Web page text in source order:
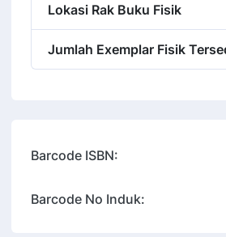
Lokasi Rak Buku Fisik
Jumlah Exemplar Fisik
Barcode ISBN:
Barcode No Induk: